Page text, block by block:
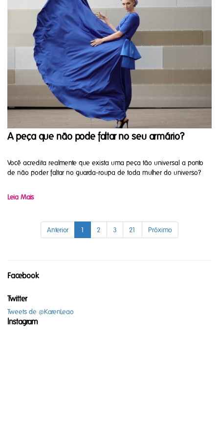
A peça que não pode faltar no seu armário?
Você acredita realmente que exista uma peça tão universal a ponto
de não poder faltar no guarda-roupa de toda mulher do universo?
Leia Mais
Anterior 1 2 3 21 Próximo
Facebook
Twitter
Tweets de @KarenLeao
Instagram